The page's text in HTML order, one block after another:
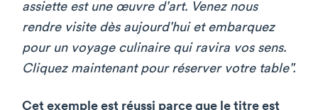
assiette est une œuvre d'art. Venez nous
rendre visite dès aujourd'hui et embarquez
pour un voyage culinaire qui ravira vos sens.
Cliquez maintenant pour réserver votre table".
Cet exemple est réussi parce que le titre est